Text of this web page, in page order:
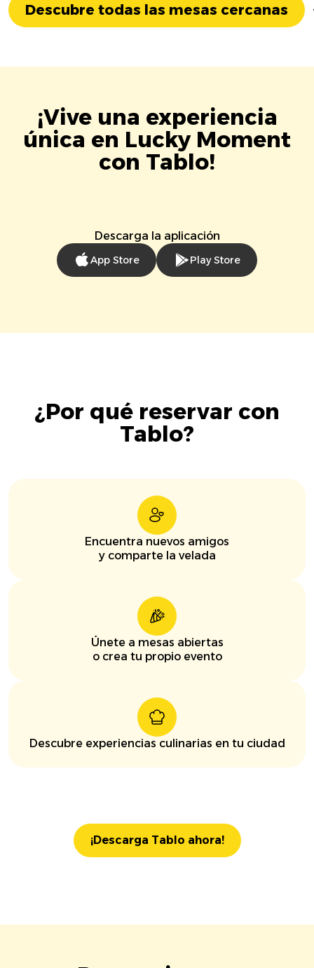
Descubre todas las mesas cercanas
¡Vive una experiencia
única en Lucky Moment
con Tablo!
Descarga la aplicación
App Store Play Store
¿Por qué reservar con
Tablo?
Encuentra nuevos amigos
y comparte la velada
Únete a mesas abiertas
o crea tu propio evento
Descubre experiencias culinarias en tu ciudad
¡Descarga Tablo ahora!